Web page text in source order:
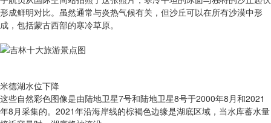
形成鲜明对比。虽然通常与炎热气候有关，但沙丘可以在所有沙漠中形
成，包括蒙古西部的寒冷草原。
米德湖水位下降
这些自然彩色图像是由陆地卫星7号和陆地卫星8号于2000年8月和2021
年8月采集的。2021年沿海岸线的棕褐色边缘是湖底区域，当水库蓄水量